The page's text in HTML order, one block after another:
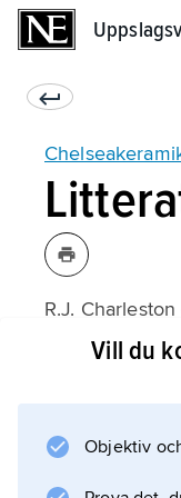
R.J.
EnglishVill du
Objektiv